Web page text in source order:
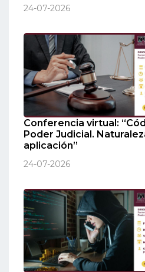
24-07-2026
Conferencia virtual:
Poder Judicial.
aplicación”
24-07-2026